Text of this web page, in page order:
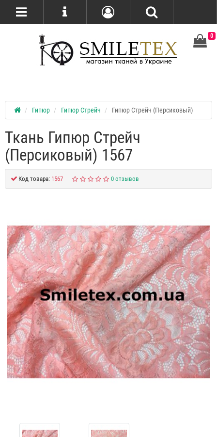
0
Гипюр Гипюр Стрейч Гипюр Стрейч (Персиковый)
Ткань Гипюр Стрейч
(Персиковый) 1567
Код товара: 1567 0 отзывов